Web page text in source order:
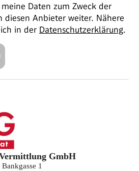
meine Daten zum Zweck der
diesen Anbieter weiter. Nähere
in der Datenschutzerklärung.
GmbH
1